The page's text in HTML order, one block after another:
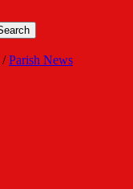
/Parish News